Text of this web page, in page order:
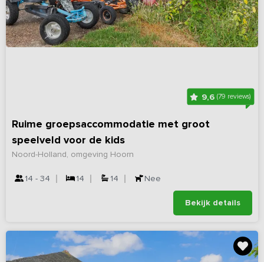
9,6(79 reviews)
Ruime groepsaccommodatie met groot
speelveld voor de kids
Noord-Holland, omgeving Hoorn
14 - 34 14 14 Nee
Bekijk details